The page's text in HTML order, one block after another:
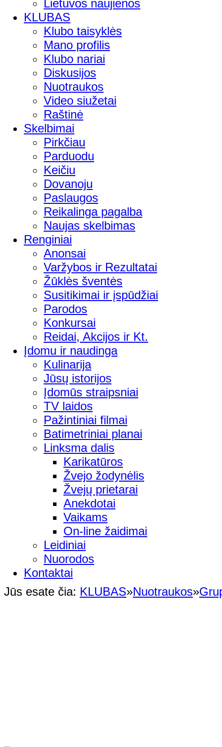
Lietuvos naujienos
KLUBAS
Klubo taisyklės
Mano profilis
Klubo nariai
Diskusijos
Nuotraukos
Video siužetai
Raštinė
Skelbimai
Pirkčiau
Parduodu
Keičiu
Dovanoju
Paslaugos
Reikalinga pagalba
Naujas skelbimas
Renginiai
Anonsai
Varžybos ir Rezultatai
Žūklės šventės
Susitikimai ir įspūdžiai
Parodos
Konkursai
Reidai, Akcijos ir Kt.
Įdomu ir naudinga
Kulinarija
Jūsų istorijos
Įdomūs straipsniai
TV laidos
Pažintiniai filmai
Batimetriniai planai
Linksma dalis
Karikatūros
Žvejo žodynėlis
Žvejų prietarai
Anekdotai
Vaikams
On-line žaidimai
Leidiniai
Nuorodos
Kontaktai
Jūs esate čia: KLUBAS»Nuotraukos»